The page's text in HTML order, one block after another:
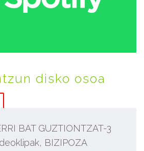
disko osoa
BAT GUZTIONTZAT-3
BIZIPOZA